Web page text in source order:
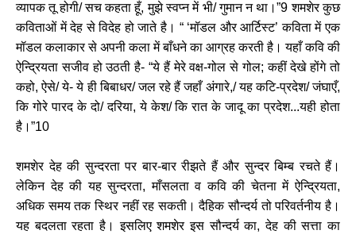
व्यापक तू होगी/ सच कहता हूँ, मुझे स्वप्न में भी/ गुमान न था।”9 शमशेर कुछ
कविताओं में देह से विदेह हो जाते है। “ ‘मॉडल और आर्टिस्ट’ कविता में एक
मॉडल कलाकार से अपनी कला में बाँधने का आग्रह करती है। यहाँ कवि की
ऐन्द्रियता सजीव हो उठती है- “ये हैं मेरे वक्ष-गोल से गोल; कहीं देखे होंगे तो
कहो, ऐसे/ ये- ये ही बिबाधर/ जल रहे हैं जहाँ अंगारे,/ यह कटि-प्रदेश/ जंघाएँ,
कि गोरे पारद के दो/ दरिया, ये केश/ कि रात के जादू का प्रदेश...यही होता
है।”10
शमशेर देह की सुन्दरता पर बार-बार रीझते हैं और सुन्दर बिम्ब रचते हैं।
लेकिन देह की यह सुन्दरता, माँसलता व कवि की चेतना में ऐन्द्रियता,
अधिक समय तक स्थिर नहीं रह सकती। दैहिक सौन्दर्य तो परिवर्तनीय है।
यह बदलता रहता है। इसलिए शमशेर इस सौन्दर्य का, देह की सत्ता का